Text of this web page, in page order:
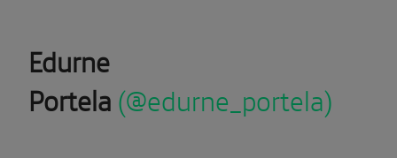
Edurne
Portela(@edurne_portela)